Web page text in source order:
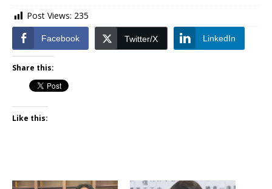
Post Views: 235
Facebook Twitter/X LinkedIn
Share this:
Like this: